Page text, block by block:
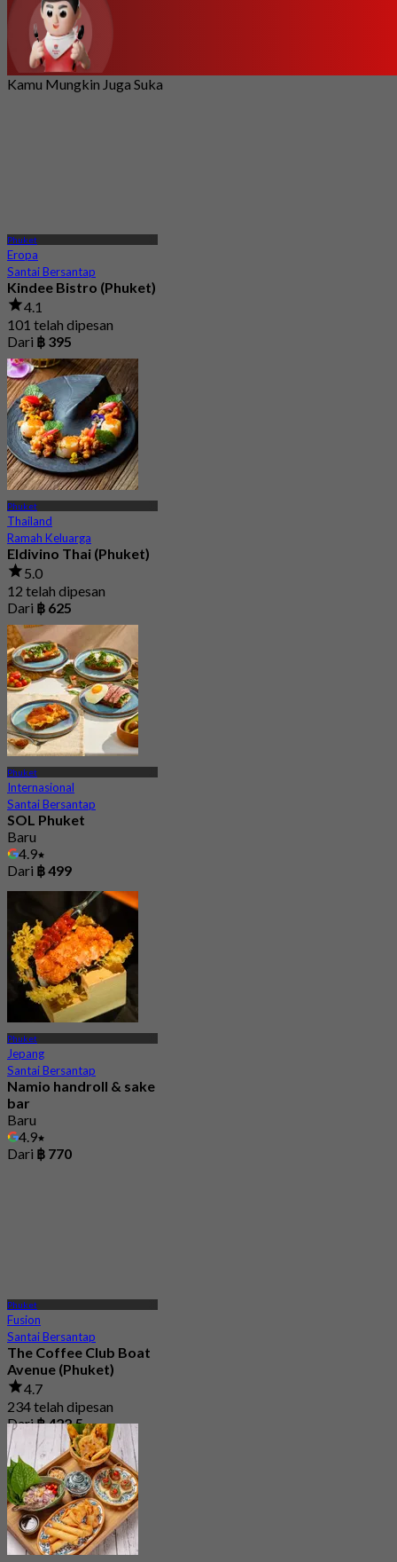
Kamu Mungkin Juga Suka
Phuket
Eropa
Santai Bersantap
Kindee Bistro (Phuket)
4.1
101 telah dipesan
Dari ฿ 395
Phuket
Thailand
Ramah Keluarga
Eldivino Thai (Phuket)
5.0
12 telah dipesan
Dari ฿ 625
Phuket
Internasional
Santai Bersantap
SOL Phuket
Baru
4.9
Dari ฿ 499
Phuket
Jepang
Santai Bersantap
Namio handroll & sake
bar
Baru
4.9
Dari ฿ 770
Phuket
Fusion
Santai Bersantap
The Coffee Club Boat
Avenue (Phuket)
4.7
234 telah dipesan
Dari฿ 422.5